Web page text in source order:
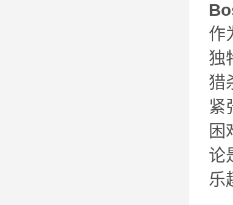
作
独
猎
紧
困
论
乐